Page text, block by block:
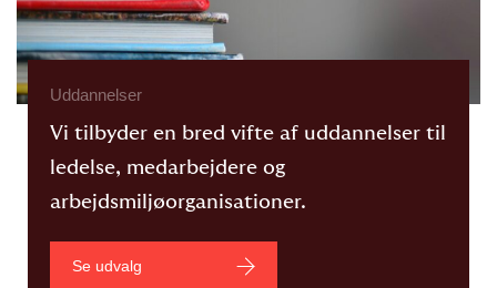
Uddannelser
Vi tilbyder en bred vifte af uddannelser til
ledelse, medarbejdere og
arbejdsmiljøorganisationer.
Se udvalg